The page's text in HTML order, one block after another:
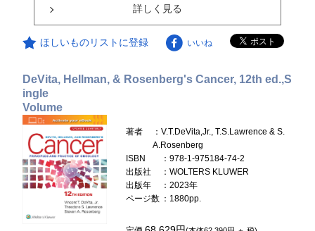
詳しく見る
ほしいものリストに登録 いいね
DeVita, Hellman, & Rosenberg's Cancer, 12th ed.,S
ingle
Volume
著者
：V.T.DeVita,Jr., T.S.Lawrence & S.
A.Rosenberg
ISBN
：978-1-975184-74-2
出版社
：WOLTERS KLUWER
出版年
：2023年
ページ数 ：1880pp.